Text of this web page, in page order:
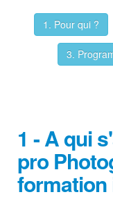
1. Pour qui ?
3.
1 - A qui
pro
formation